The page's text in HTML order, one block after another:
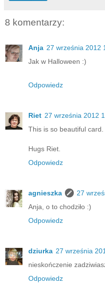
8 komentarzy:
Anja 27 września 2012
Jak w Halloween :)
Odpowiedz
Riet 27 września 2012
This is so beautiful card.
Hugs Riet.
Odpowiedz
agnieszka
27
Anja, o to chodziło :)
Odpowiedz
dziurka 27 września
nieskończenie
Odpowiedz